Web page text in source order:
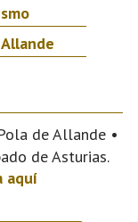
de Allande •
de Asturias.
aquí